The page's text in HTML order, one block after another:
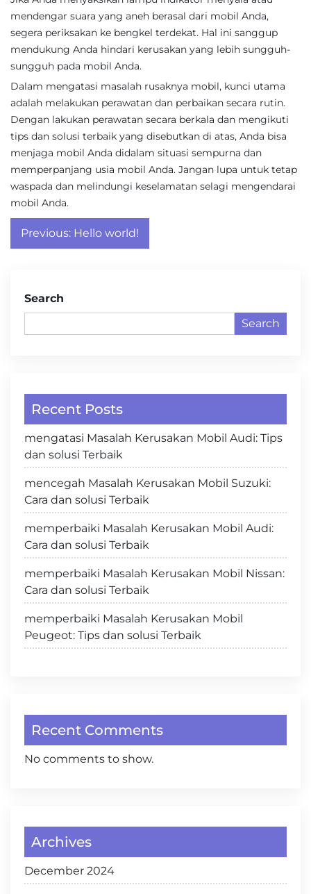
mendengar suara yang aneh berasal dari mobil Anda,
segera periksakan ke bengkel terdekat. Hal ini sanggup
mendukung Anda hindari kerusakan yang lebih sungguh-
sungguh pada mobil Anda.
Dalam mengatasi masalah rusaknya mobil, kunci utama
adalah melakukan perawatan dan perbaikan secara rutin.
Dengan lakukan perawatan secara berkala dan mengikuti
tips dan solusi terbaik yang disebutkan di atas, Anda bisa
menjaga mobil Anda didalam situasi sempurna dan
memperpanjang usia mobil Anda. Jangan lupa untuk tetap
waspada dan melindungi keselamatan selagi mengendarai
mobil Anda.
Post
navigation
Previous: Hello world!
Search
Search
Recent Posts
mengatasi Masalah Kerusakan Mobil Audi: Tips
dan solusi Terbaik
mencegah Masalah Kerusakan Mobil Suzuki:
Cara dan solusi Terbaik
memperbaiki Masalah Kerusakan Mobil Audi:
Cara dan solusi Terbaik
memperbaiki Masalah Kerusakan Mobil Nissan:
Cara dan solusi Terbaik
memperbaiki Masalah Kerusakan Mobil
Peugeot: Tips dan solusi Terbaik
Recent Comments
No comments to show.
Archives
December 2024